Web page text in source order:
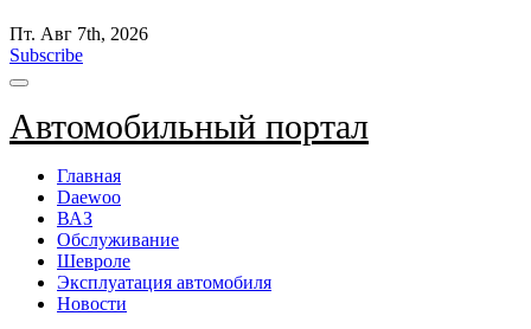
Пт. Авг 7th, 2026
Subscribe
Автомобильный портал
Главная
Daewoo
ВАЗ
Обслуживание
Шевроле
Эксплуатация автомобиля
Новости